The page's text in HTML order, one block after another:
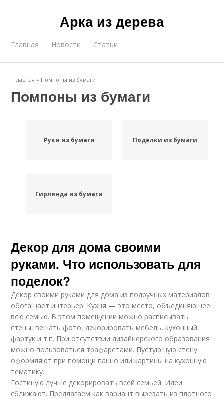
Арка из дерева
Главная Новости Статьи
Главная » Помпоны из бумаги
Помпоны из бумаги
Руки из бумаги Поделки из бумаги
Гирлянда из бумаги
Декор для дома своими
руками. Что использовать для
поделок?
Декор своими руками для дома из подручных материалов
обогащает интерьер. Кухня — это место, объединяющее
всю семью. В этом помещении можно расписывать
стены, вешать фото, декорировать мебель, кухонный
фартук и т.п. При отсутствии дизайнерского образования
можно пользоваться трафаретами. Пустующую стену
оформляют при помощи панно или картины на кухонную
тематику.
Гостиную лучше декорировать всей семьей. Идеи
сближают. Предлагаем как вариант вырезать из плотного